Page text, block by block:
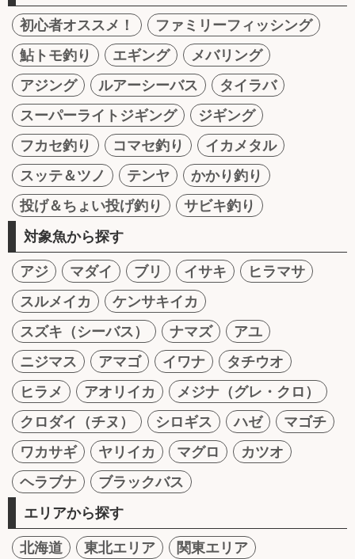
初心者オススメ！
ファミリーフィッシング
鮎トモ釣り
エギング
メバリング
アジング
ルアーシーバス
タイラバ
スーパーライトジギング
ジギング
フカセ釣り
コマセ釣り
イカメタル
スッテ＆ツノ
テンヤ
かかり釣り
投げ＆ちょい投げ釣り
サビキ釣り
対象魚から探す
アジ マダイ ブリ イサキ
ヒラマサ
スルメイカ
ケンサキイカ
スズキ（シーバス）
ナマズ
アユ
ニジマス
アマゴ イワナ
タチウオ
ヒラメ
アオリイカ
メジナ（グレ・クロ）
クロダイ（チヌ）
シロギス ハゼ
マゴチ
ワカサギ
ヤリイカ マグロ
カツオ
ヘラブナ
ブラックバス
エリアから探す
北海道 東北エリア
関東エリア